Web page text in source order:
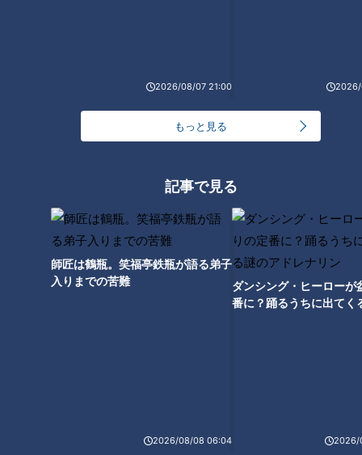
2026/08/07 21:00 2026/
もっと見る
記事で見る
師匠は鶴瓶。笑福亭鉄瓶が語る弟子
入りまでの苦難
2026/08/08 06:04
ダンシング・ヒーローが
番に？踊るうちに出てく
2026/
コメ作りに革命⁉ AI･ドローンを
400年の歴史で“異変”が… 名古
屋城の石垣修復はまるで“巨大石
車いすでアイススケート ｢障害
がある人の選択肢に｣ “寝たきり
1年生は85歳 夜間中学は｢なく
てはならない存在｣ 不登校･外国
人･高齢者…それぞれの理由で学
ず 噴き出す大量の水は1時間に